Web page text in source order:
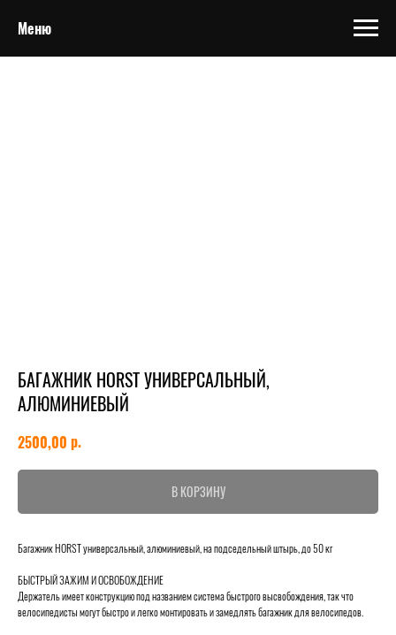
Меню
БАГАЖНИК HORST УНИВЕРСАЛЬНЫЙ,
АЛЮМИНИЕВЫЙ
2500,00 р.
В КОРЗИНУ
Багажник HORST универсальный, алюминиевый, на подседельный штырь, до 50 кг
БЫСТРЫЙ ЗАЖИМ И ОСВОБОЖДЕНИЕ
Держатель имеет конструкцию под названием система быстрого высвобождения, так что
велосипедисты могут быстро и легко монтировать и замедлять багажник для велосипедов.